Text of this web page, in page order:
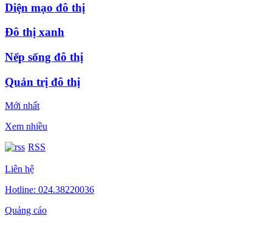
Diện mạo đô thị
Đô thị xanh
Nếp sống đô thị
Quản trị đô thị
Mới nhất
Xem nhiều
RSS
Liên hệ
Hotline: 024.38220036
Quảng cáo